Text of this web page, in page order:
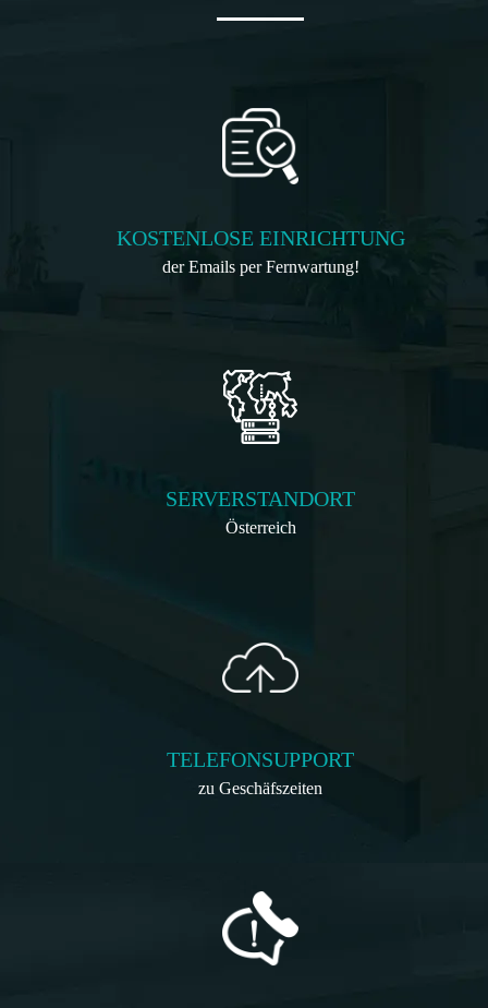
KOSTENLOSE EINRICHTUNG
der Emails per Fernwartung!
SERVERSTANDORT
Österreich
TELEFONSUPPORT
zu Geschäfszeiten